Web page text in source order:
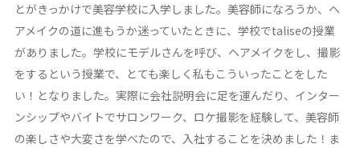
とがきっかけで美容学校に入学しました。美容師になろうか、ヘ
アメイクの道に進もうか迷っていたときに、学校でtaliseの授業
がありました。学校にモデルさんを呼び、ヘアメイクをし、撮影
をするという授業で、とても楽しく私もこういったことをした
い！となりました。実際に会社説明会に足を運んだり、インター
ンシップやバイトでサロンワーク、ロケ撮影を経験して、美容師
の楽しさや大変さを学べたので、入社することを決めました！ま